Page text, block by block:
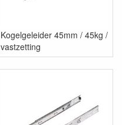
Kogelgeleider 45mm / 45kg /
vastzetting